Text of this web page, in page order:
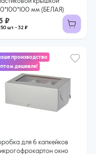
мм (БЕЛАЯ)
₽
50 шт. - 32 ₽
производство
дешевле!
для 6 капкейков
окно